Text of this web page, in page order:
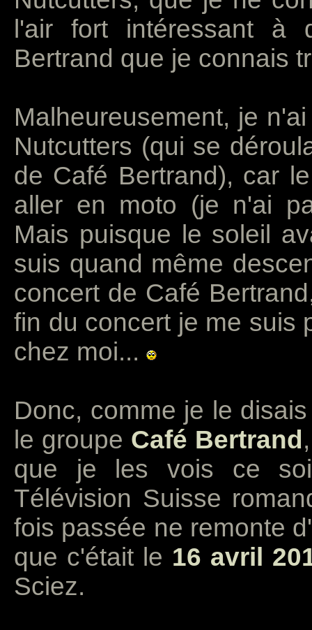
l'air fort intéressant à
Bertrand que je connais
Malheureusement, je
Nutcutters (qui se
de Café Bertrand), car
aller en moto (je n'ai
Mais puisque le soleil
suis quand même
concert de Café
fin du concert je me suis
chez moi...
Donc, comme je le
le groupe Café Bertrand
que je les vois ce
Télévision Suisse
fois passée ne remonte
que c'était le 16 avril
Sciez.